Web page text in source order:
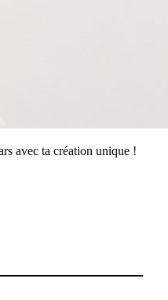
avec ta création unique !